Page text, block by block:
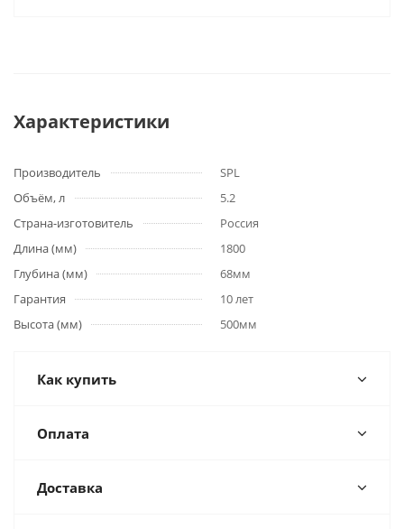
Характеристики
Производитель
SPL
Объём, л
5.2
Страна-изготовитель
Россия
Длина (мм)
1800
Глубина (мм)
68мм
Гарантия
10 лет
Высота (мм)
500мм
Как купить
Оплата
Доставка